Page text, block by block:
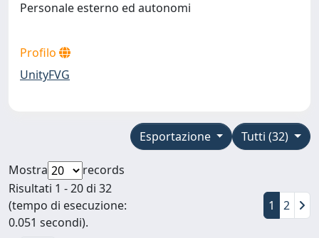
Personale esterno ed autonomi
Profilo
UnityFVG
Tutti (32)
Esportazione
Mostra
records
Risultati 1 - 20 di 32
(tempo di esecuzione:
0.051 secondi).
1 2